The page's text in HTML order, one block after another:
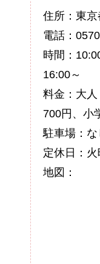
住所：東
電話：
時間：
16:00～
料金：大
700円、小
駐車場：な
定休日：
地図：